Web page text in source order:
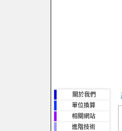
關於我們
單位換算
相關網站
進階技術